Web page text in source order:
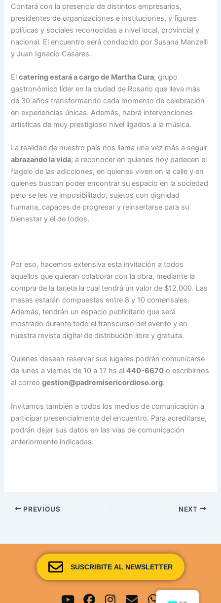
Contará con la presencia de distintos empresarios,
presidentes de organizaciones e instituciones, y figuras
políticas y sociales reconocidas a nivel local, provincial y
nacional. El encuentro será conducido por Susana Manzelli
y Juan Ignacio Casares.
Elcatering estará a cargo de Martha Cura, grupo
gastronómico líder en la ciudad de Rosario que lleva más
de 30 años transformando cada momento de celebración
en experiencias únicas. Además, habrá intervenciones
artísticas de muy prestigioso nivel ligados a la música.
La realidad de nuestro país nos llama una vez más a seguir
abrazando la vida; a reconocer en quienes hoy padecen el
flagelo de las adicciones, en quienes viven en la calle y en
quienes buscan poder encontrar su espacio en la sociedad
pero se les ve imposibilitado, sujetos con dignidad
humana, capaces de progresar y reinsertarse para su
bienestar y el de todos.
Por eso, hacemos extensiva esta invitación a todos
aquellos que quieran colaborar con la obra, mediante la
compra de la tarjeta la cual tendrá un valor de $12.000. Las
mesas estarán compuestas entre 8 y 10 comensales.
Además, tendrán un espacio publicitario que será
mostrado durante todo el transcurso del evento y en
nuestra revista digital de distribución libre y gratuita.
Quienes deseen reservar sus lugares podrán comunicarse
de lunes a viernes de 10 a 17 hs al440-6670 o escribirnos
al correogestion@padremisericordioso.org.
Invitamos también a todos los medios de comunicación a
participar presencialmente del encuentro. Para acreditarse,
podrán dejar sus datos en las vías de comunicación
anteriormente indicadas.
PREVIOUS NEXT
SUSCRIBITE AL NEWSLETTER
Youtube
Facebook
Instagram
Envelope
Whatsapp